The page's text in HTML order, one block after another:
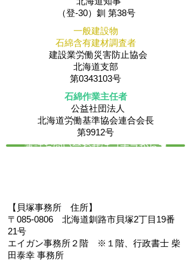
（登-30）釧 第38号
一般建設物
石綿含有建材調査者
建設業労働災害防止協会
北海道支部
第0343103号
石綿作業主任者
公益社団法人
​北海道労働基準協会連合会長
第9912号
電話お問い合わせはコチラから☚
【貝塚事務所 住所】
〒085-0806 北海道釧路市貝塚2丁目19番
21号
エイガン事務所２階
※１階、 行政書士 柴
田泰幸 事務所